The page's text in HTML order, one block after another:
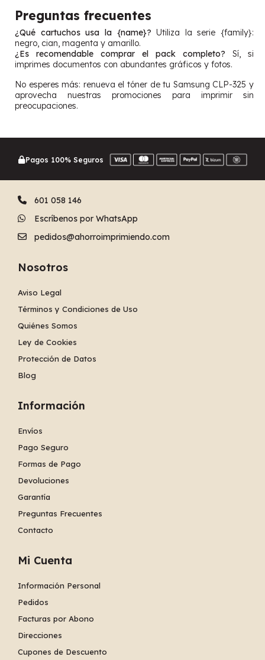
Preguntas frecuentes
¿Qué cartuchos usa la {name}? Utiliza la serie {family}:
negro, cian, magenta y amarillo.
¿Es recomendable comprar el pack completo? Sí, si
imprimes documentos con abundantes gráficos y fotos.
No esperes más: renueva el tóner de tu Samsung CLP-325 y
aprovecha nuestras promociones para imprimir sin
preocupaciones.
Pagos 100% Seguros
601 058 146
Escríbenos por WhatsApp
pedidos@ahorroimprimiendo.com
Nosotros
Aviso Legal
Términos y Condiciones de Uso
Quiénes Somos
Ley de Cookies
Protección de Datos
Blog
Información
Envíos
Pago Seguro
Formas de Pago
Devoluciones
Garantía
Preguntas Frecuentes
Contacto
Mi Cuenta
Información Personal
Pedidos
Facturas por Abono
Direcciones
Cupones de Descuento